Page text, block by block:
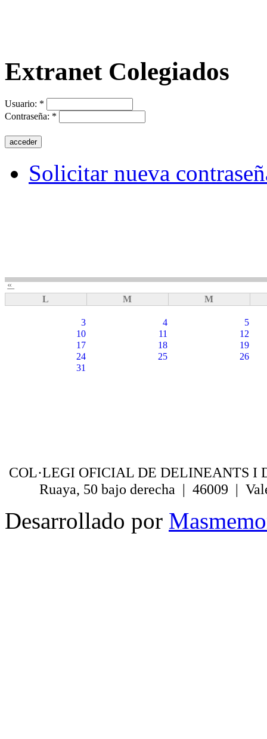
Extranet Colegiados
Usuario: *
Contraseña: *
Solicitar nueva
«
L
M M
3 4
5
10
11
12
17
18
19
24
25
26
31
COL·LEGI OFICIAL DE DELINEANTS I
Ruaya, 50 bajo derecha | 46009 |
Desarrollado por